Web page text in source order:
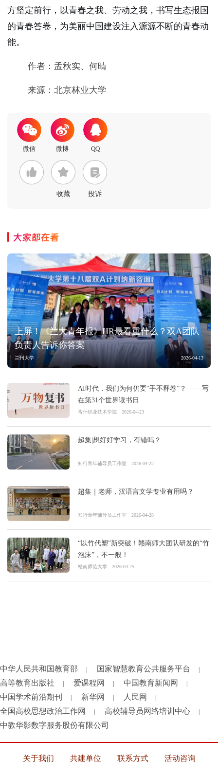
方坚定前行，以青春之我、劳动之我，书写生态报国
的青春答卷，为美丽中国建设注入源源不断的青春动
能。
作者：孟秋实、何晴
来源：北京林业大学
收藏 投诉
大家都在看
上屏！《兰大青年报》HR最看重什么？双A团队
负责人告诉你答案
兰州大学 2026-04-13
AI时代，我们为何仍要“手不释卷”？ ——写
在第31个世界读书日
喀什职业技术学院 2026-04-23
超集|想好好学习，有错吗？
知行青年辅导员工作室 2026-04-22
超集｜老师，汉语言文学专业有用吗？
知行青年辅导员工作室 2026-04-28
“以竹代塑”新突破！赣南师大团队研发的“竹
泡沫”，不一般！
赣南师范大学 2026-04-25
中华人民共和国教育部 国家智慧教育公共服务平台
高等教育出版社 爱课程网 中国教育新闻网
中国学术前沿期刊 新华网 人民网
全国高校思想政治工作网 高校辅导员网络培训中心
中教华影数字服务股份有限公司
关于我们 共建单位 联系方式 活动咨询